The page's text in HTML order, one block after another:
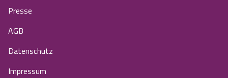
Presse
AGB
Datenschutz
Impressum